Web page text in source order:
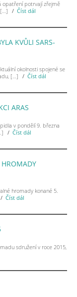
opatření potrvají zřejmě
[…]
Číst dál
KVŮLI SARS-
okolnosti spojené se
[…]
Číst dál
ARAS
v pondělí 9. března
Číst dál
HROMADY
hromady konané 5.
Číst dál
sdružení v roce 2015,